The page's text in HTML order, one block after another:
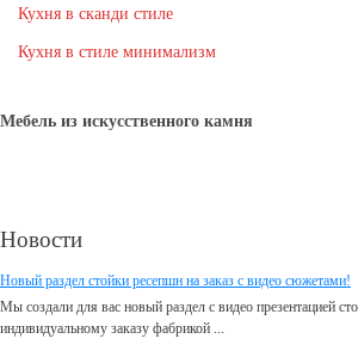
Кухня в сканди стиле
Кухня в стиле минимализм
Мебель из искусственного камня
Новости
Новый раздел стойки ресепшн на заказ с видео сюжетами!
Мы создали для вас новый раздел с видео презентацией
индивидуальному заказу фабрикой ...